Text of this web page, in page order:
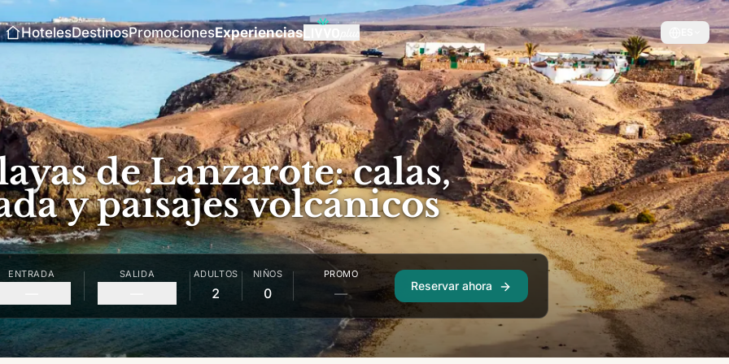
HotelesDestinosPromocionesExperiencias
de Lanzarote: calas,
y paisajes volcánicos
ENTRADA SALIDA ADULTOS
2
NIÑOS
0
PROMO
Reservar ahora